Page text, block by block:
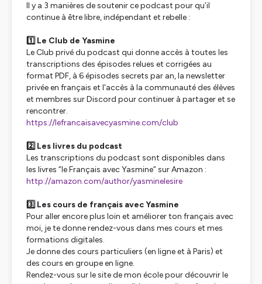
Il y a 3 manières de soutenir ce podcast pour qu’il
continue à être libre, indépendant et rebelle :
1️⃣ Le Club de Yasmine
Le Club privé du podcast qui donne accès à toutes les
transcriptions des épisodes relues et corrigées au
format PDF, à 6 épisodes secrets par an, la newsletter
privée en français et l'accès à la communauté des élèves
et membres sur Discord pour continuer à partager et se
rencontrer.
https://lefrancaisavecyasmine.com/club
2️⃣ Les livres du podcast
Les transcriptions du podcast sont disponibles dans
les livres “le Français avec Yasmine” sur Amazon :
http://amazon.com/author/yasminelesire
3️⃣ Les cours de français avec Yasmine
Pour aller encore plus loin et améliorer ton français avec
moi, je te donne rendez-vous dans mes cours et mes
formations digitales.
Je donne des cours particuliers (en ligne et à Paris) et
des cours en groupe en ligne.
Rendez-vous sur le site de mon école pour découvrir le